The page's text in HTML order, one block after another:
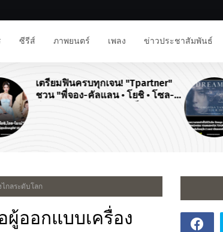
ซีรีส์ ภาพยนตร์ เพลง ข่าวประชาสัมพันธ์
เตรียมฟินครบทุกเจน! "Tpartner"
ชวน "พี่จอง-คัลแลน • โยชิ • โซล-
โมเน่" เสิร์ฟโมเมนต์จัดเต็มในงาน
"Airport Carnival ทริปไหนก็ใจฟู"
กลระดับโลก
ออกแบบเครื่อง